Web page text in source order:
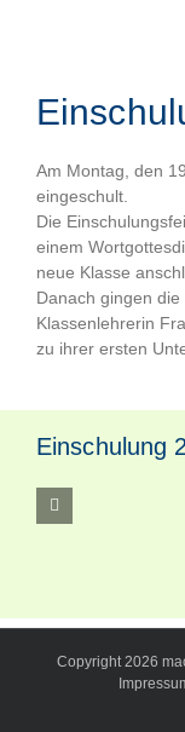
Am Montag, den
eingeschult.
Die
einem
neue Klasse
Danach gingen
Klassenlehrerin
zu ihrer ersten
Einschulung
Copyright2026